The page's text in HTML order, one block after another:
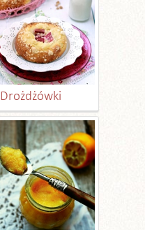
Drożdżówki